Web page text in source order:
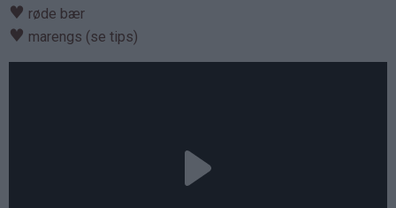
♥ røde bær
♥ marengs (se tips)